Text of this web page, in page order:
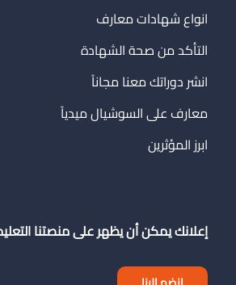
انواع شهادات معارف
التأكد من صحة الشهادة
انشر دوراتك معنا مجاناً
معارف على السوشيال ميدياً
ابرز المؤثرين
إعلانك يمكن أن يظهر على منصتنا